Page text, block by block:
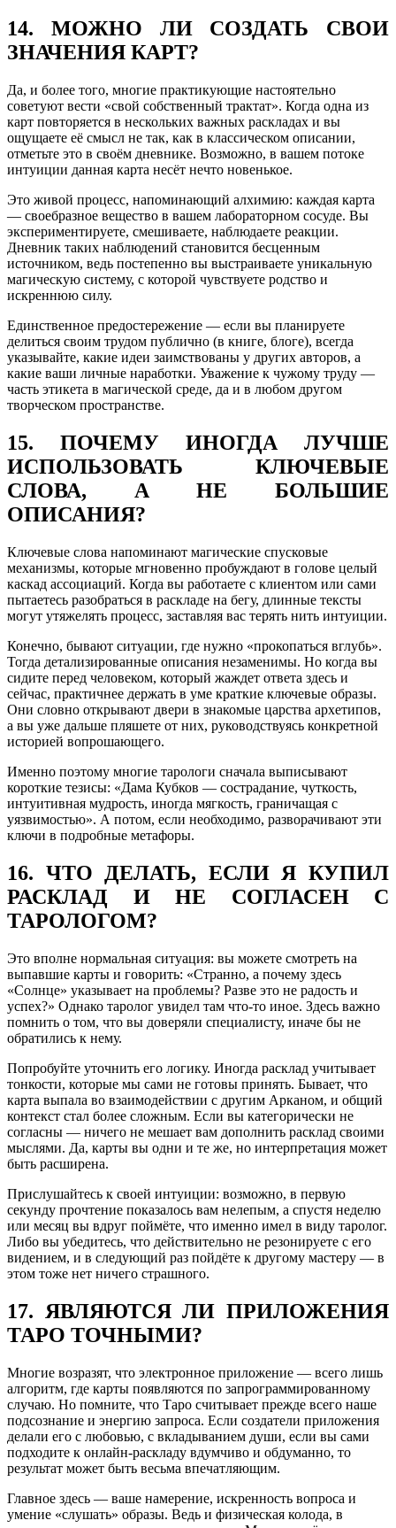
14. МОЖНО ЛИ СОЗДАТЬ СВОИ
ЗНАЧЕНИЯ КАРТ?
Да, и более того, многие практикующие настоятельно
советуют вести «свой собственный трактат». Когда одна из
карт повторяется в нескольких важных раскладах и вы
ощущаете её смысл не так, как в классическом описании,
отметьте это в своём дневнике. Возможно, в вашем потоке
интуиции данная карта несёт нечто новенькое.
Это живой процесс, напоминающий алхимию: каждая карта
— своебразное вещество в вашем лабораторном сосуде. Вы
экспериментируете, смешиваете, наблюдаете реакции.
Дневник таких наблюдений становится бесценным
источником, ведь постепенно вы выстраиваете уникальную
магическую систему, с которой чувствуете родство и
искреннюю силу.
Единственное предостережение — если вы планируете
делиться своим трудом публично (в книге, блоге), всегда
указывайте, какие идеи заимствованы у других авторов, а
какие ваши личные наработки. Уважение к чужому труду —
часть этикета в магической среде, да и в любом другом
творческом пространстве.
15. ПОЧЕМУ ИНОГДА ЛУЧШЕ
ИСПОЛЬЗОВАТЬ КЛЮЧЕВЫЕ
СЛОВА, А НЕ БОЛЬШИЕ
ОПИСАНИЯ?
Ключевые слова напоминают магические спусковые
механизмы, которые мгновенно пробуждают в голове целый
каскад ассоциаций. Когда вы работаете с клиентом или сами
пытаетесь разобраться в раскладе на бегу, длинные тексты
могут утяжелять процесс, заставляя вас терять нить интуиции.
Конечно, бывают ситуации, где нужно «прокопаться вглубь».
Тогда детализированные описания незаменимы. Но когда вы
сидите перед человеком, который жаждет ответа здесь и
сейчас, практичнее держать в уме краткие ключевые образы.
Они словно открывают двери в знакомые царства архетипов,
а вы уже дальше пляшете от них, руководствуясь конкретной
историей вопрошающего.
Именно поэтому многие тарологи сначала выписывают
короткие тезисы: «Дама Кубков — сострадание, чуткость,
интуитивная мудрость, иногда мягкость, граничащая с
уязвимостью». А потом, если необходимо, разворачивают эти
ключи в подробные метафоры.
16. ЧТО ДЕЛАТЬ, ЕСЛИ Я КУПИЛ
РАСКЛАД И НЕ СОГЛАСЕН С
ТАРОЛОГОМ?
Это вполне нормальная ситуация: вы можете смотреть на
выпавшие карты и говорить: «Странно, а почему здесь
«Солнце» указывает на проблемы? Разве это не радость и
успех?» Однако таролог увидел там что-то иное. Здесь важно
помнить о том, что вы доверяли специалисту, иначе бы не
обратились к нему.
Попробуйте уточнить его логику. Иногда расклад учитывает
тонкости, которые мы сами не готовы принять. Бывает, что
карта выпала во взаимодействии с другим Арканом, и общий
контекст стал более сложным. Если вы категорически не
согласны — ничего не мешает вам дополнить расклад своими
мыслями. Да, карты вы одни и те же, но интерпретация может
быть расширена.
Прислушайтесь к своей интуиции: возможно, в первую
секунду прочтение показалось вам нелепым, а спустя неделю
или месяц вы вдруг поймёте, что именно имел в виду таролог.
Либо вы убедитесь, что действительно не резонируете с его
видением, и в следующий раз пойдёте к другому мастеру — в
этом тоже нет ничего страшного.
17. ЯВЛЯЮТСЯ ЛИ ПРИЛОЖЕНИЯ
ТАРО ТОЧНЫМИ?
Многие возразят, что электронное приложение — всего лишь
алгоритм, где карты появляются по запрограммированному
случаю. Но помните, что Таро считывает прежде всего наше
подсознание и энергию запроса. Если создатели приложения
делали его с любовью, с вкладыванием души, если вы сами
подходите к онлайн-раскладу вдумчиво и обдуманно, то
результат может быть весьма впечатляющим.
Главное здесь — ваше намерение, искренность вопроса и
умение «слушать» образы. Ведь и физическая колода, в